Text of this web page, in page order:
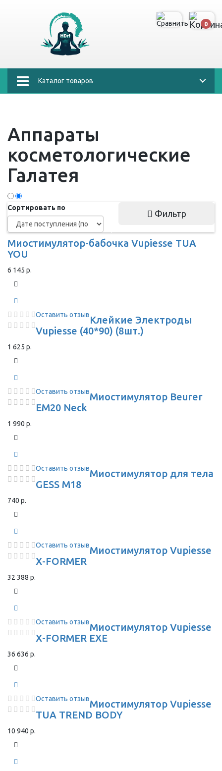
0
Каталог товаров
Аппараты
косметологические
Галатея
Сортировать по
Фильтр
Миостимулятор-бабочка Vupiesse TUA
YOU
6 145 р.
Оставить отзывКлейкие Электроды
Vupiesse (40*90) (8шт.)
1 625 р.
Оставить отзывМиостимулятор Beurer
EM20 Neck
1 990 р.
Оставить отзывМиостимулятор для тела
GESS M18
740 р.
Оставить отзывМиостимулятор Vupiesse
X-FORMER
32 388 р.
Оставить отзывМиостимулятор Vupiesse
X-FORMER EXE
36 636 р.
Оставить отзывМиостимулятор Vupiesse
TUA TREND BODY
10 940 р.